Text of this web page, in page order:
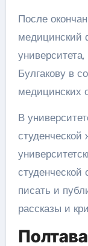
После
медицинский
Булгакову в
медицинских
В
студенческой
писать и
рассказы и